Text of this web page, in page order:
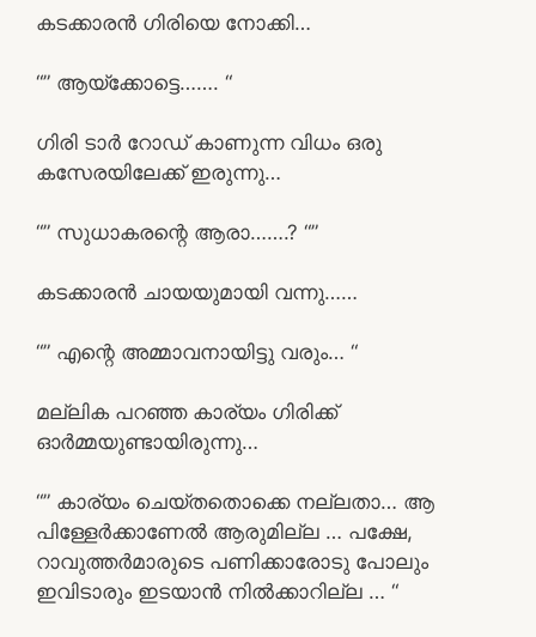
കടക്കാരൻ ഗിരിയെ നോക്കി…
“” ആയ്ക്കോട്ടെ……. “
ഗിരി ടാർ റോഡ് കാണുന്ന വിധം ഒരു
കസേരയിലേക്ക് ഇരുന്നു…
“” സുധാകരന്റെ ആരാ…….? “”
കടക്കാരൻ ചായയുമായി വന്നു……
“” എന്റെ അമ്മാവനായിട്ടു വരും… “
മല്ലിക പറഞ്ഞ കാര്യം ഗിരിക്ക്
ഓർമ്മയുണ്ടായിരുന്നു…
“” കാര്യം ചെയ്തതൊക്കെ നല്ലതാ… ആ
പിള്ളേർക്കാണേൽ ആരുമില്ല … പക്ഷേ,
റാവുത്തർമാരുടെ പണിക്കാരോടു പോലും
ഇവിടാരും ഇടയാൻ നിൽക്കാറില്ല … “